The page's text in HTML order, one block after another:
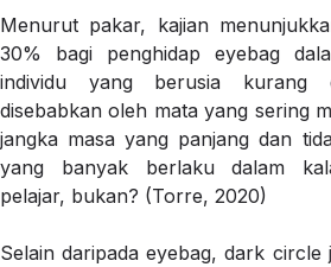
Menurut pakar, kajian
30% bagi penghidap eyebag
individu yang berusia kurang
disebabkan oleh mata yang sering
jangka masa yang panjang dan
yang banyak berlaku dalam
pelajar, bukan? (Torre, 2020)
Selain daripada eyebag, dark circle